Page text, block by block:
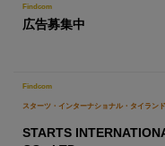
Findcom
広告募集中
Findcom
スターツ・インターナショナル・タイランド
STARTS